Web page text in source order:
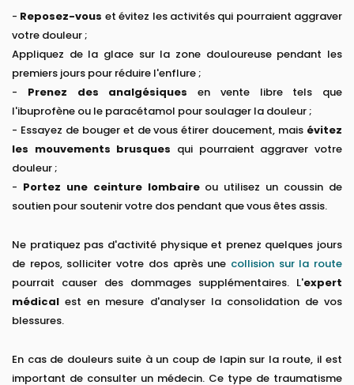
- Reposez-vous et évitez les activités qui pourraient aggraver
votre douleur ;
Appliquez de la glace sur la zone douloureuse pendant les
premiers jours pour réduire l'enflure ;
- Prenez des analgésiques en vente libre tels que
l'ibuprofène ou le paracétamol pour soulager la douleur ;
- Essayez de bouger et de vous étirer doucement, mais évitez
les mouvements brusques qui pourraient aggraver votre
douleur ;
- Portez une ceinture lombaireou utilisez un coussin de
soutien pour soutenir votre dos pendant que vous êtes assis.
Ne pratiquez pas d'activité physique et prenez quelques jours
de repos, solliciter votre dos après une collision sur la route
pourrait causer des dommages supplémentaires. L'expert
médical est en mesure d'analyser la consolidation de vos
blessures.
En cas de douleurs suite à un coup de lapin sur la route, il est
important de consulter un médecin. Ce type de traumatisme